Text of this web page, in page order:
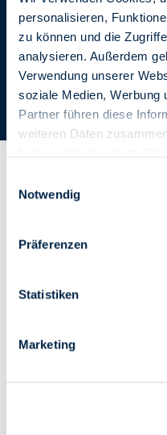
personalisieren,
zu können und die
analysieren. Außerdem
Verwendung unserer
soziale Medien, Werbung
Partner führen diese
weiteren Daten
Sie haben das Recht Ihre
jederzeit zu widerrufen.
Aufruf dieses Tools über
Rand möglich.
Notwendig
Präferenzen
Statistiken
Marketing
29
3
Frauenanteil in
33